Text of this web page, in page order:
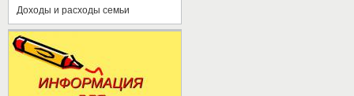
Доходы и расходы семьи